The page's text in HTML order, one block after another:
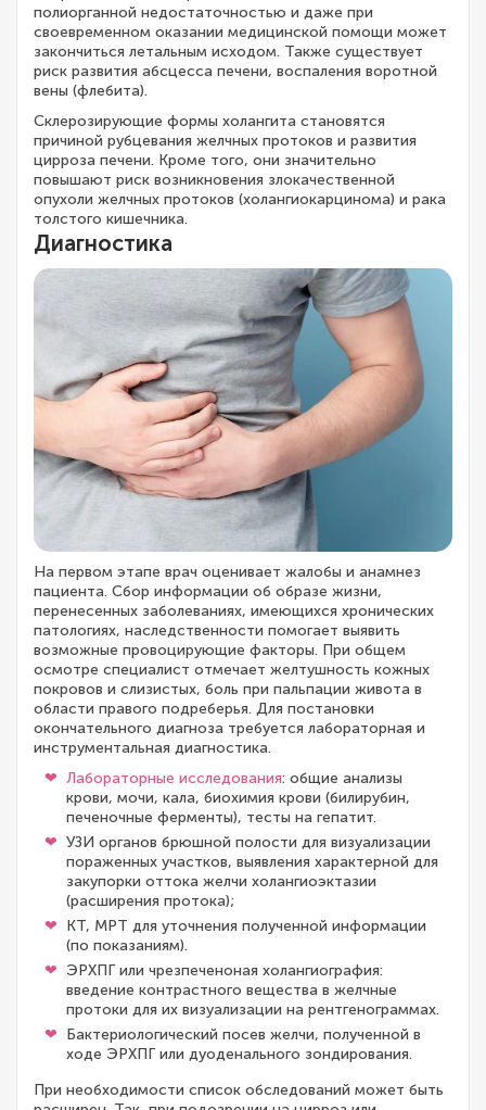
полиорганной недостаточностью и даже при
своевременном оказании медицинской помощи может
закончиться летальным исходом. Также существует
риск развития абсцесса печени, воспаления воротной
вены (флебита).
Склерозирующие формы холангита становятся
причиной рубцевания желчных протоков и развития
цирроза печени. Кроме того, они значительно
повышают риск возникновения злокачественной
опухоли желчных протоков (холангиокарцинома) и рака
толстого кишечника.
Диагностика
На первом этапе врач оценивает жалобы и анамнез
пациента. Сбор информации об образе жизни,
перенесенных заболеваниях, имеющихся хронических
патологиях, наследственности помогает выявить
возможные провоцирующие факторы. При общем
осмотре специалист отмечает желтушность кожных
покровов и слизистых, боль при пальпации живота в
области правого подреберья. Для постановки
окончательного диагноза требуется лабораторная и
инструментальная диагностика.
Лабораторные исследования: общие анализы
крови, мочи, кала, биохимия крови (билирубин,
печеночные ферменты), тесты на гепатит.
УЗИ органов брюшной полости для визуализации
пораженных участков, выявления характерной для
закупорки оттока желчи холангиоэктазии
(расширения протока);
КТ, МРТ для уточнения полученной информации
(по показаниям).
ЭРХПГ или чрезпеченоная холангиография:
введение контрастного вещества в желчные
протоки для их визуализации на рентгенограммах.
Бактериологический посев желчи, полученной в
ходе ЭРХПГ или дуоденального зондирования.
При необходимости список обследований может быть